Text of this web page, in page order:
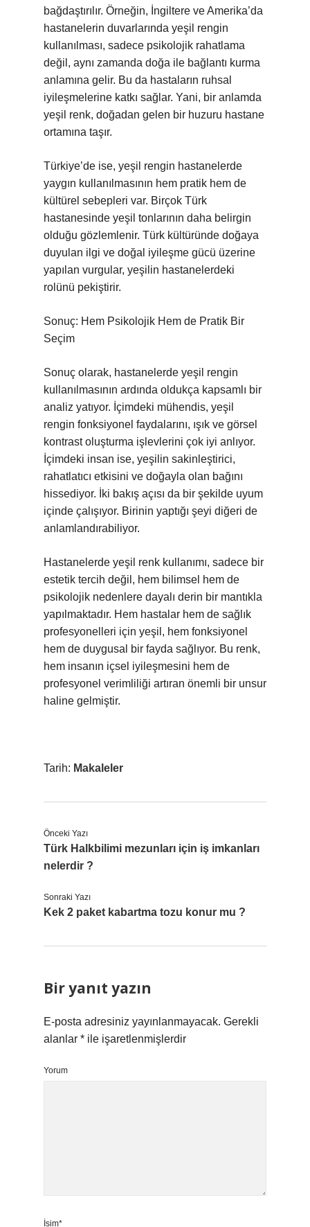
bağdaştırılır. Örneğin, İngiltere ve Amerika’da
hastanelerin duvarlarında yeşil rengin
kullanılması, sadece psikolojik rahatlama
değil, aynı zamanda doğa ile bağlantı kurma
anlamına gelir. Bu da hastaların ruhsal
iyileşmelerine katkı sağlar. Yani, bir anlamda
yeşil renk, doğadan gelen bir huzuru hastane
ortamına taşır.
Türkiye’de ise, yeşil rengin hastanelerde
yaygın kullanılmasının hem pratik hem de
kültürel sebepleri var. Birçok Türk
hastanesinde yeşil tonlarının daha belirgin
olduğu gözlemlenir. Türk kültüründe doğaya
duyulan ilgi ve doğal iyileşme gücü üzerine
yapılan vurgular, yeşilin hastanelerdeki
rolünü pekiştirir.
Sonuç: Hem Psikolojik Hem de Pratik Bir
Seçim
Sonuç olarak, hastanelerde yeşil rengin
kullanılmasının ardında oldukça kapsamlı bir
analiz yatıyor. İçimdeki mühendis, yeşil
rengin fonksiyonel faydalarını, ışık ve görsel
kontrast oluşturma işlevlerini çok iyi anlıyor.
İçimdeki insan ise, yeşilin sakinleştirici,
rahatlatıcı etkisini ve doğayla olan bağını
hissediyor. İki bakış açısı da bir şekilde uyum
içinde çalışıyor. Birinin yaptığı şeyi diğeri de
anlamlandırabiliyor.
Hastanelerde yeşil renk kullanımı, sadece bir
estetik tercih değil, hem bilimsel hem de
psikolojik nedenlere dayalı derin bir mantıkla
yapılmaktadır. Hem hastalar hem de sağlık
profesyonelleri için yeşil, hem fonksiyonel
hem de duygusal bir fayda sağlıyor. Bu renk,
hem insanın içsel iyileşmesini hem de
profesyonel verimliliği artıran önemli bir unsur
haline gelmiştir.
Tarih: Makaleler
Önceki Yazı
Türk Halkbilimi mezunları için iş imkanları
nelerdir ?
Sonraki Yazı
Kek 2 paket kabartma tozu konur mu ?
Bir yanıt yazın
E-posta adresiniz yayınlanmayacak. Gerekli
alanlar * ile işaretlenmişlerdir
Yorum
İsim*